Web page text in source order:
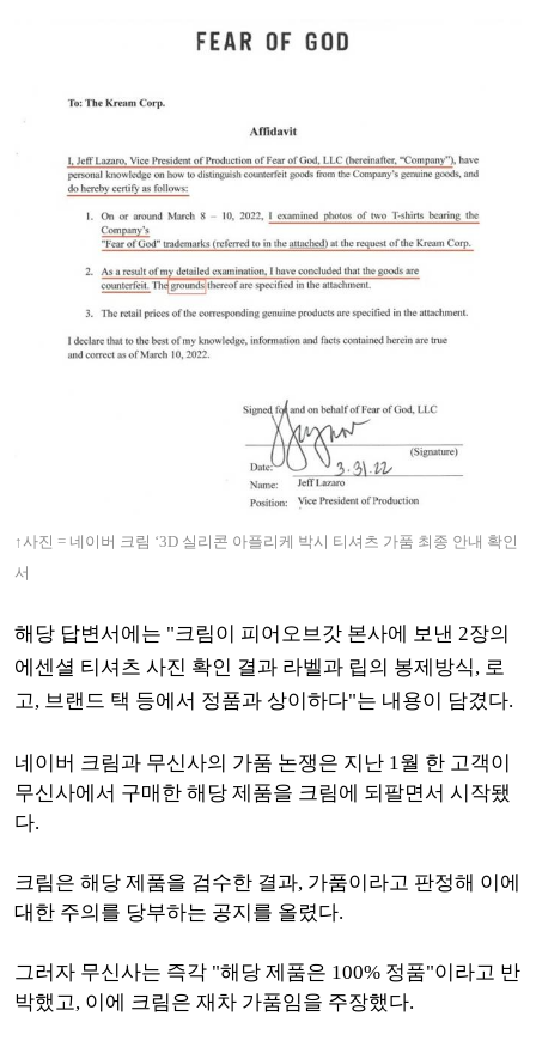
↑사진 = 네이버 크림 ‘3D 실리콘 아플리케 박시 티셔츠 가품 최종 안내 확인
서
해당 답변서에는 "크림이 피어오브갓 본사에 보낸 2장의
에센셜 티셔츠 사진 확인 결과 라벨과 립의 봉제방식, 로
고, 브랜드 택 등에서 정품과 상이하다"는 내용이 담겼다.
네이버 크림과 무신사의 가품 논쟁은 지난 1월 한 고객이
무신사에서 구매한 해당 제품을 크림에 되팔면서 시작됐
다.
크림은 해당 제품을 검수한 결과, 가품이라고 판정해 이에
대한 주의를 당부하는 공지를 올렸다.
그러자 무신사는 즉각 "해당 제품은 100% 정품"이라고 반
박했고, 이에 크림은 재차 가품임을 주장했다.